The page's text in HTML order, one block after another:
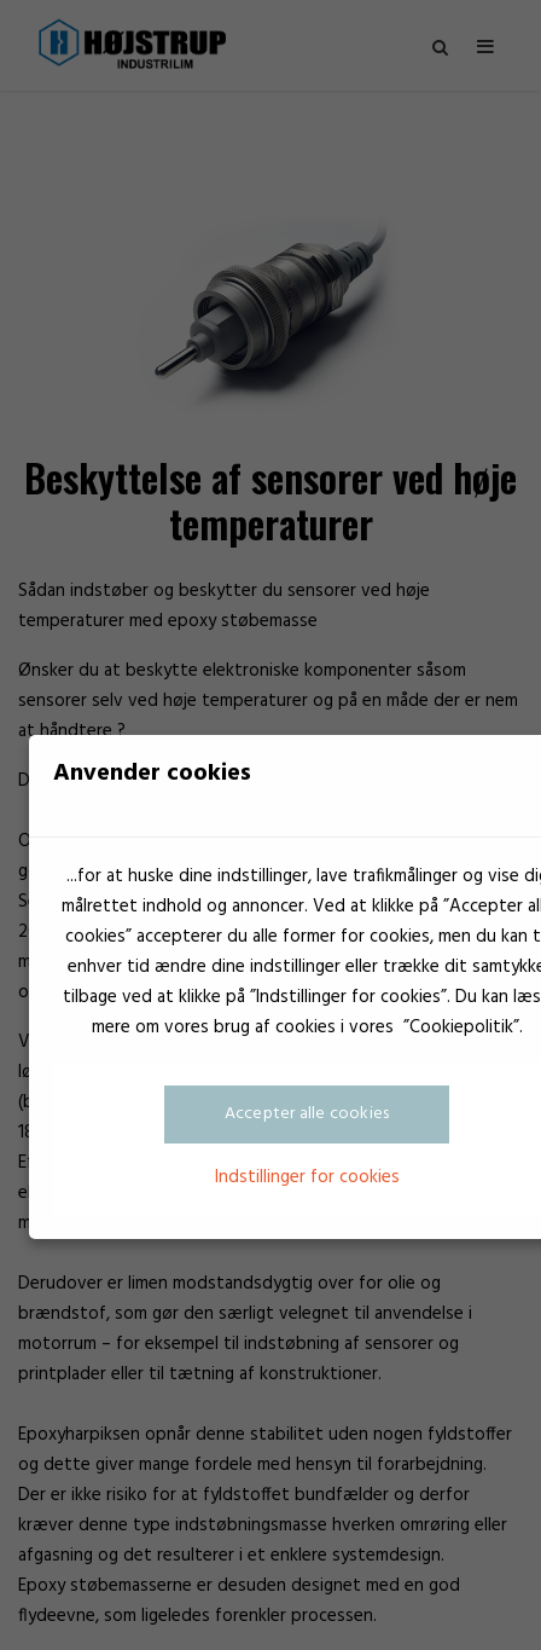
Beskyttelse af sensorer ved høje
temperaturer
Sådan indstøber og beskytter du sensorer ved høje
temperaturer med epoxy støbemasse
Ønsker du at beskytte elektroniske komponenter såsom
sensorer selv ved høje temperaturer og på en måde der er nem
at håndtere ?
Der findes limtyper, som epoxy specieldesignet til dette.
Ofte ser vi et behov for lime/støbemasser der er særdeles
gode til at lime forskellige plasttyper såsom PA eller ABS.
Selv med PE kan man nå en kompressionsforskydningsstyrke på
20 MPa efter plasmaforbehandling, selvom denne billige og
modstandsdygtige plast er svær at lime på grund af dens lave
overfladespænding.
Vi anbefaler naturligvis at du kontakter os for den helt rigtige
løsning til din applikation. Men med fast indstøbning
(brudforlængelse 5%) og en temperaturbestandighed på op til
180 °C er vores indstøbningsepoxy ofte en perfekt valg.
Efter 1000 timers opbevaring ved maksimal brugstemperatur
eller ved 85 °C og 85 % luftfugtighed forbliver produktets
mekaniske egenskaber uændrede.
Derudover er limen modstandsdygtig over for olie og
brændstof, som gør den særligt velegnet til anvendelse i
motorrum – for eksempel til indstøbning af sensorer og
printplader eller til tætning af konstruktioner.
Epoxyharpiksen opnår denne stabilitet uden nogen fyldstoffer
og dette giver mange fordele med hensyn til forarbejdning.
Der er ikke risiko for at fyldstoffet bundfælder og derfor
kræver denne type indstøbningsmasse hverken omrøring eller
afgasning og det resulterer i et enklere systemdesign.
Epoxy støbemasserne er desuden designet med en god
flydeevne, som ligeledes forenkler processen.
Anvender cookies
...for at huske dine indstillinger, lave trafikmålinger og vise
målrettet indhold og annoncer. Ved at klikke på ”Accepter
cookies” accepterer du alle former for cookies, men du kan
enhver tid ændre dine indstillinger eller trække dit
tilbage ved at klikke på ”Indstillinger for cookies”. Du kan
mere om vores brug af cookies i vores ”Cookiepolitik”.
Accepter alle cookies
Indstillinger for cookies